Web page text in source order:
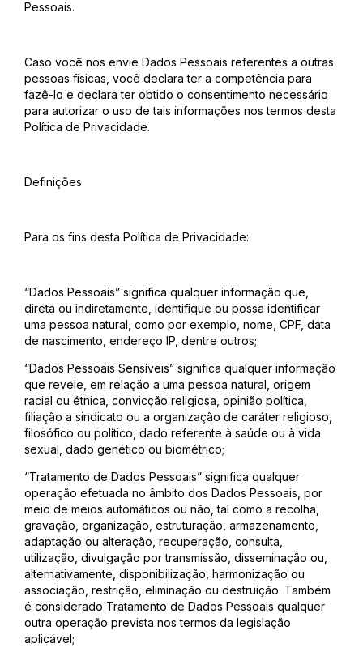
Pessoais.
Caso você nos envie Dados Pessoais referentes a outras
pessoas físicas, você declara ter a competência para
fazê-lo e declara ter obtido o consentimento necessário
para autorizar o uso de tais informações nos termos desta
Política de Privacidade.
Definições
Para os fins desta Política de Privacidade:
“Dados Pessoais” significa qualquer informação que,
direta ou indiretamente, identifique ou possa identificar
uma pessoa natural, como por exemplo, nome, CPF, data
de nascimento, endereço IP, dentre outros;
“Dados Pessoais Sensíveis” significa qualquer informação
que revele, em relação a uma pessoa natural, origem
racial ou étnica, convicção religiosa, opinião política,
filiação a sindicato ou a organização de caráter religioso,
filosófico ou político, dado referente à saúde ou à vida
sexual, dado genético ou biométrico;
“Tratamento de Dados Pessoais” significa qualquer
operação efetuada no âmbito dos Dados Pessoais, por
meio de meios automáticos ou não, tal como a recolha,
gravação, organização, estruturação, armazenamento,
adaptação ou alteração, recuperação, consulta,
utilização, divulgação por transmissão, disseminação ou,
alternativamente, disponibilização, harmonização ou
associação, restrição, eliminação ou destruição. Também
é considerado Tratamento de Dados Pessoais qualquer
outra operação prevista nos termos da legislação
aplicável;